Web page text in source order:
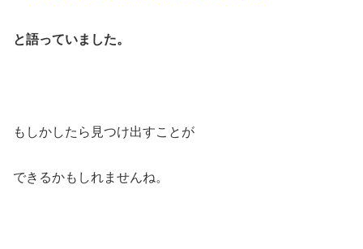
と語っていました。
もしかしたら見つけ出すことが
できるかもしれませんね。